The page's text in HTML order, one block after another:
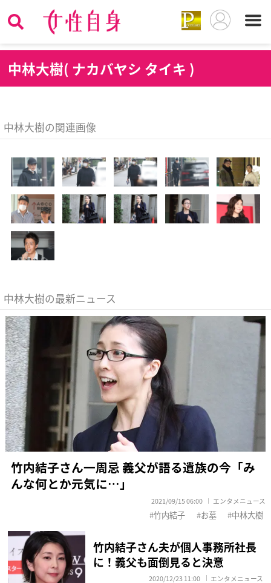
中林大樹( ナカバヤシ タイキ )
中林大樹の関連画像
中林大樹の最新ニュース
竹内結子さん一周忌 義父が語る遺族の今「み
んな何とか元気に…」
2021/09/15 06:00 エンタメニュース
竹内結子 お墓 中林大樹
竹内結子さん夫が個人事務所社長
に！義父も面倒見ると決意
2020/12/23 11:00 エンタメニュース